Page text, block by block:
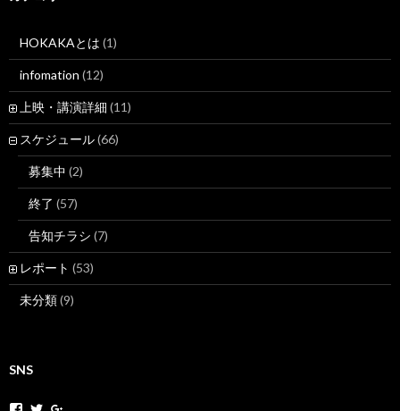
HOKAKAとは (1)
infomation (12)
上映・講演詳細 (11)
スケジュール(66)
募集中 (2)
終了 (57)
告知チラシ (7)
レポート (53)
未分類(9)
SNS